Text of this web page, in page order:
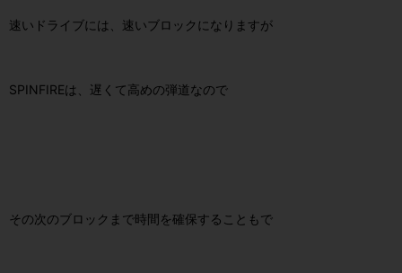
速いドライブには、速いブロックになりますが
SPINFIREは、遅くて高めの弾道なので
その次のブロックまで時間を確保することもで